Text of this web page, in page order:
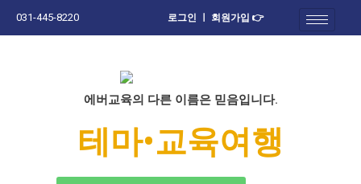
031-445-8220 로그인 ㅣ 회원가입 👉
에버교육의 다른 이름은 믿음입니다.
테마•교육여행